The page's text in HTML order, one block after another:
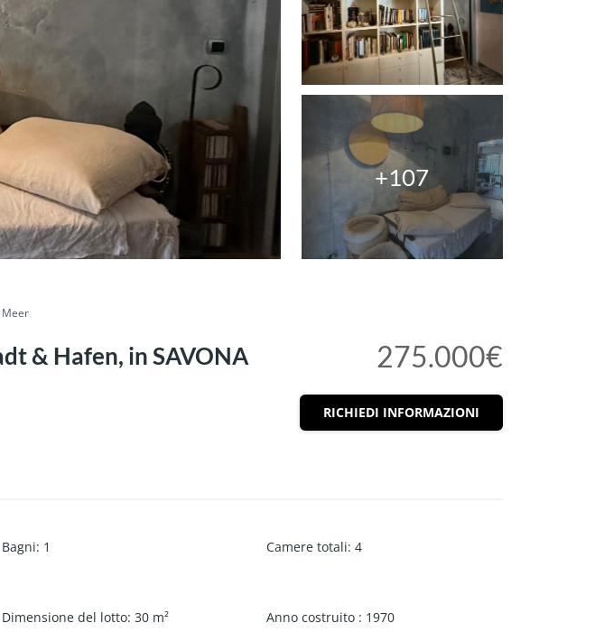
+107
Meer
& Hafen, in SAVONA 275.000€
RICHIEDI INFORMAZIONI
Bagni: 1 Camere totali: 4
Dimensione del lotto: 30 m² Anno costruito : 1970